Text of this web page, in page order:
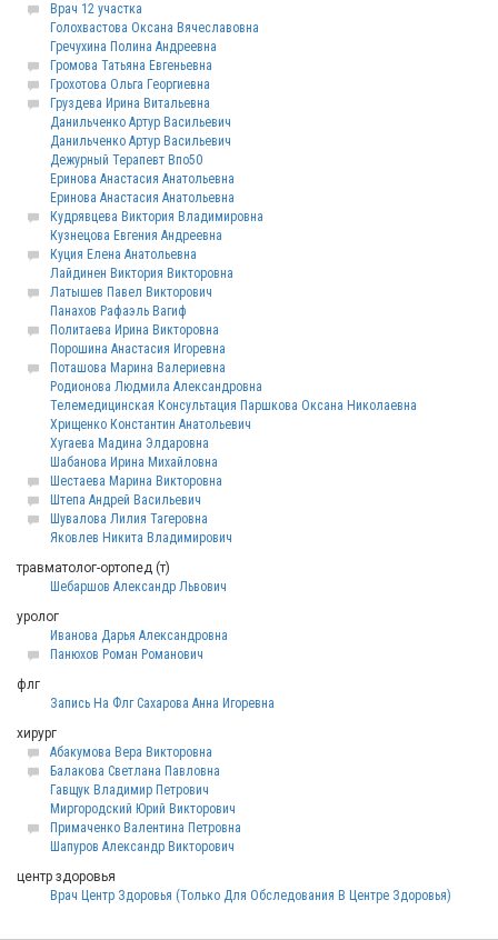
Врач 12 участка
Голохвастова Оксана Вячеславовна
Гречухина Полина Андреевна
Громова Татьяна Евгеньевна
Грохотова Ольга Георгиевна
Груздева Ирина Витальевна
Данильченко Артур Васильевич
Данильченко Артур Васильевич
Дежурный Терапевт Впо50
Еринова Анастасия Анатольевна
Еринова Анастасия Анатольевна
Кудрявцева Виктория Владимировна
Кузнецова Евгения Андреевна
Куция Елена Анатольевна
Лайдинен Виктория Викторовна
Латышев Павел Викторович
Панахов Рафаэль Вагиф
Политаева Ирина Викторовна
Порошина Анастасия Игоревна
Поташова Марина Валериевна
Родионова Людмила Александровна
Телемедицинская Консультация Паршкова Оксана Николаевна
Хрищенко Константин Анатольевич
Хугаева Мадина Элдаровна
Шабанова Ирина Михайловна
Шестаева Марина Викторовна
Штепа Андрей Васильевич
Шувалова Лилия Тагеровна
Яковлев Никита Владимирович
травматолог-ортопед (т)
Шебаршов Александр Львович
уролог
Иванова Дарья Александровна
Панюхов Роман Романович
флг
Запись На Флг Сахарова Анна Игоревна
хирург
Абакумова Вера Викторовна
Балакова Светлана Павловна
Гавщук Владимир Петрович
Миргородский Юрий Викторович
Примаченко Валентина Петровна
Шапуров Александр Викторович
центр здоровья
Врач Центр Здоровья (Только Для Обследования В Центре Здоровья)